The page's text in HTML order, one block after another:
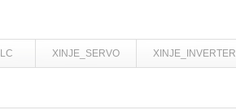
XINJE_SERVO XINJE_INVERTER